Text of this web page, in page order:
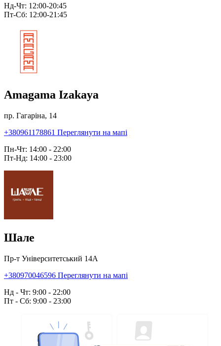
Нд-Чт: 12:00-20:45
Пт-Сб: 12:00-21:45
Amagama Izakaya
пр. Гагаріна, 14
+380961178861 Переглянути на мапі
Пн-Чт: 14:00 - 22:00
Пт-Нд: 14:00 - 23:00
Шале
Пр-т Університетський 14А
+380970046596 Переглянути на мапі
Нд - Чт: 9:00 - 22:00
Пт - Сб: 9:00 - 23:00